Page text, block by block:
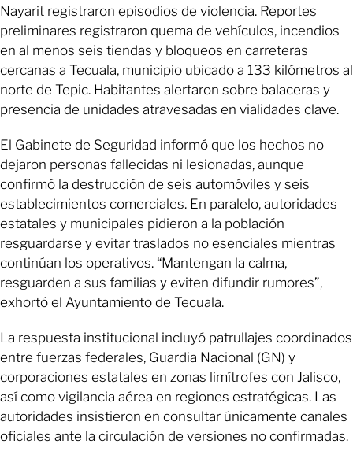
Nayarit registraron episodios de violencia. Reportes
preliminares registraron quema de vehículos, incendios
en al menos seis tiendas y bloqueos en carreteras
cercanas a Tecuala, municipio ubicado a 133 kilómetros al
norte de Tepic. Habitantes alertaron sobre balaceras y
presencia de unidades atravesadas en vialidades clave.
El Gabinete de Seguridad informó que los hechos no
dejaron personas fallecidas ni lesionadas, aunque
confirmó la destrucción de seis automóviles y seis
establecimientos comerciales. En paralelo, autoridades
estatales y municipales pidieron a la población
resguardarse y evitar traslados no esenciales mientras
continúan los operativos. “Mantengan la calma,
resguarden a sus familias y eviten difundir rumores”,
exhortó el Ayuntamiento de Tecuala.
La respuesta institucional incluyó patrullajes coordinados
entre fuerzas federales, Guardia Nacional (GN) y
corporaciones estatales en zonas limítrofes con Jalisco,
así como vigilancia aérea en regiones estratégicas. Las
autoridades insistieron en consultar únicamente canales
oficiales ante la circulación de versiones no confirmadas.